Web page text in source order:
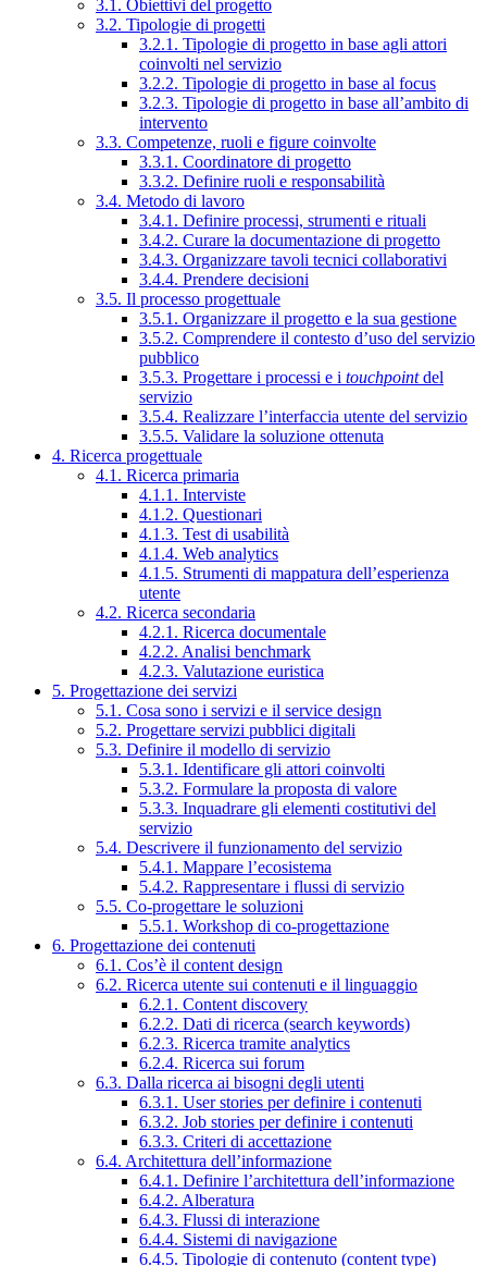
3.1. Obiettivi del progetto
3.2. Tipologie di progetti
3.2.1. Tipologie di progetto in base agli attori
coinvolti nel servizio
3.2.2. Tipologie di progetto in base al focus
3.2.3. Tipologie di progetto in base all’ambito di
intervento
3.3. Competenze, ruoli e figure coinvolte
3.3.1. Coordinatore di progetto
3.3.2. Definire ruoli e responsabilità
3.4. Metodo di lavoro
3.4.1. Definire processi, strumenti e rituali
3.4.2. Curare la documentazione di progetto
3.4.3. Organizzare tavoli tecnici collaborativi
3.4.4. Prendere decisioni
3.5. Il processo progettuale
3.5.1. Organizzare il progetto e la sua gestione
3.5.2. Comprendere il contesto d’uso del servizio
pubblico
3.5.3. Progettare i processi e i touchpointdel
servizio
3.5.4. Realizzare l’interfaccia utente del servizio
3.5.5. Validare la soluzione ottenuta
4. Ricerca progettuale
4.1. Ricerca primaria
4.1.1. Interviste
4.1.2. Questionari
4.1.3. Test di usabilità
4.1.4. Web analytics
4.1.5. Strumenti di mappatura dell’esperienza
utente
4.2. Ricerca secondaria
4.2.1. Ricerca documentale
4.2.2. Analisi benchmark
4.2.3. Valutazione euristica
5. Progettazione dei servizi
5.1. Cosa sono i servizi e il service design
5.2. Progettare servizi pubblici digitali
5.3. Definire il modello di servizio
5.3.1. Identificare gli attori coinvolti
5.3.2. Formulare la proposta di valore
5.3.3. Inquadrare gli elementi costitutivi del
servizio
5.4. Descrivere il funzionamento del servizio
5.4.1. Mappare l’ecosistema
5.4.2. Rappresentare i flussi di servizio
5.5. Co-progettare le soluzioni
5.5.1. Workshop di co-progettazione
6. Progettazione dei contenuti
6.1. Cos’è il content design
6.2. Ricerca utente sui contenuti e il linguaggio
6.2.1. Content discovery
6.2.2. Dati di ricerca (search keywords)
6.2.3. Ricerca tramite analytics
6.2.4. Ricerca sui forum
6.3. Dalla ricerca ai bisogni degli utenti
6.3.1. User stories per definire i contenuti
6.3.2. Job stories per definire i contenuti
6.3.3. Criteri di accettazione
6.4. Architettura dell’informazione
6.4.1. Definire l’architettura dell’informazione
6.4.2. Alberatura
6.4.3. Flussi di interazione
6.4.4. Sistemi di navigazione
6.4.5. Tipologie di contenuto (content type)